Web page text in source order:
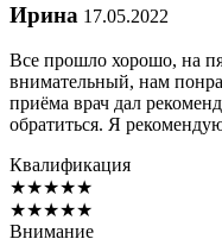
Ирина 17.05.2022
Все прошло хорошо, на
внимательный, нам
приёма врач дал
обратиться. Я
Квалификация
★★★★★
★★★★★
Внимание